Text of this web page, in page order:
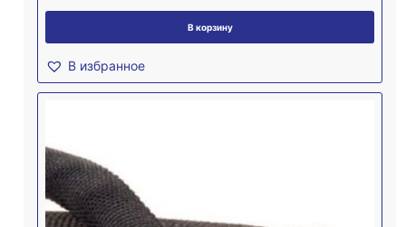
В корзину
В избранное